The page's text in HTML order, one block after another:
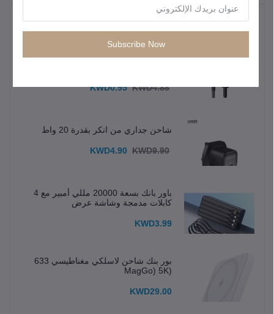
المنتجات الأكثر مبيعًا
كيبل شحن سريع من انكر USB C إلى
KWD0.95 KWD4.88
شاحن جداري من انكر بقدرة 20 واط
KWD4.90 KWD9.90
باور بانك بسعة 20000 مللي أمبير مع 4
كابلات مدمجة وشاشة عرض
KWD3.99
بور بنك شاحن لاسلكي مغناطيسي 633
(MagGo) 5K
KWD29.00
Subscribe Now